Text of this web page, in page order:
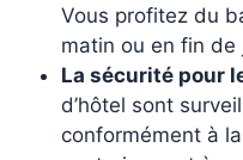
Vous profitez du
matin ou en fin de
La sécurité pour
d’hôtel sont
conformément à